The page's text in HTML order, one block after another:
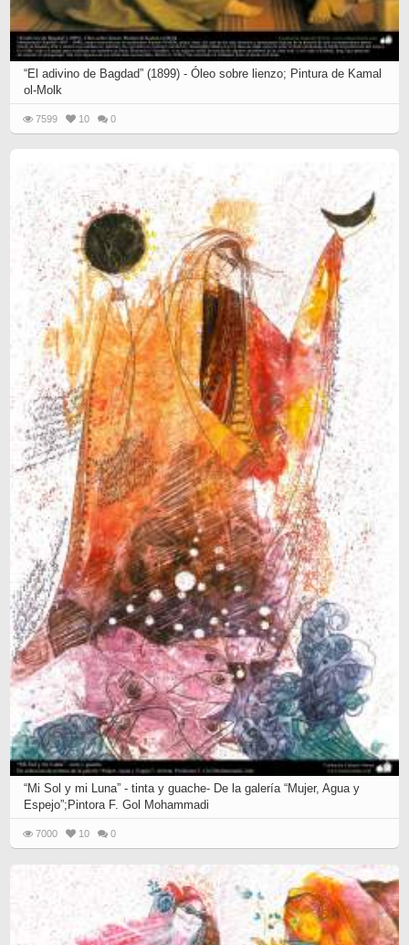
“El adivino de Bagdad” (1899) - Óleo sobre lienzo; Pintura de Kamal
ol-Molk
7599 10 0
“Mi Sol y mi Luna” - tinta y guache- De la galería “Mujer, Agua y
Espejo”;Pintora F. Gol Mohammadi
7000 10 0